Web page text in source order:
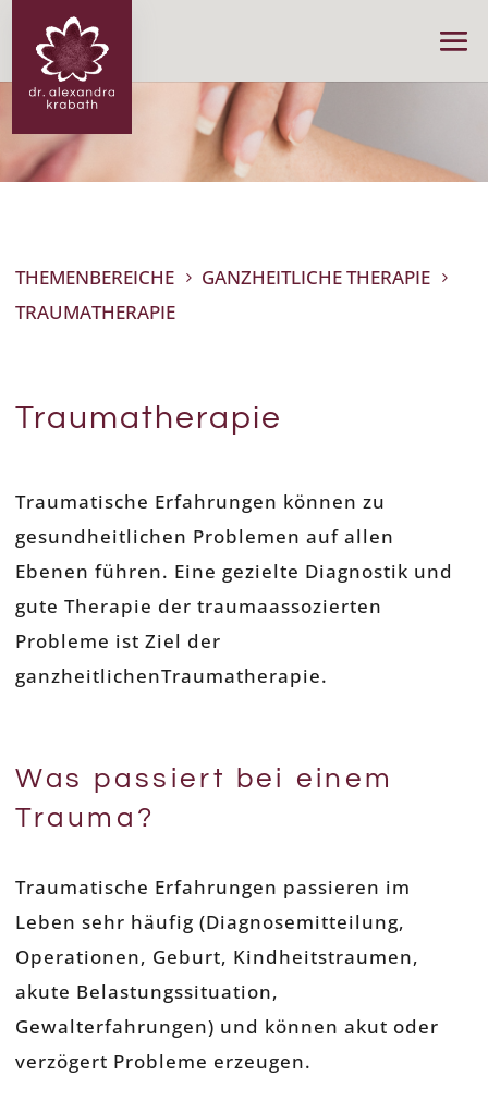
THEMENBEREICHE 5 GANZHEITLICHE THERAPIE 5
TRAUMATHERAPIE
Traumatherapie
Traumatische Erfahrungen können zu
gesundheitlichen Problemen auf allen
Ebenen führen. Eine gezielte Diagnostik und
gute Therapie der traumaassozierten
Probleme ist Ziel der
ganzheitlichenTraumatherapie.
Was passiert bei einem
Trauma?
Traumatische Erfahrungen passieren im
Leben sehr häufig (Diagnosemitteilung,
Operationen, Geburt, Kindheitstraumen,
akute Belastungssituation,
Gewalterfahrungen) und können akut oder
verzögert Probleme erzeugen.